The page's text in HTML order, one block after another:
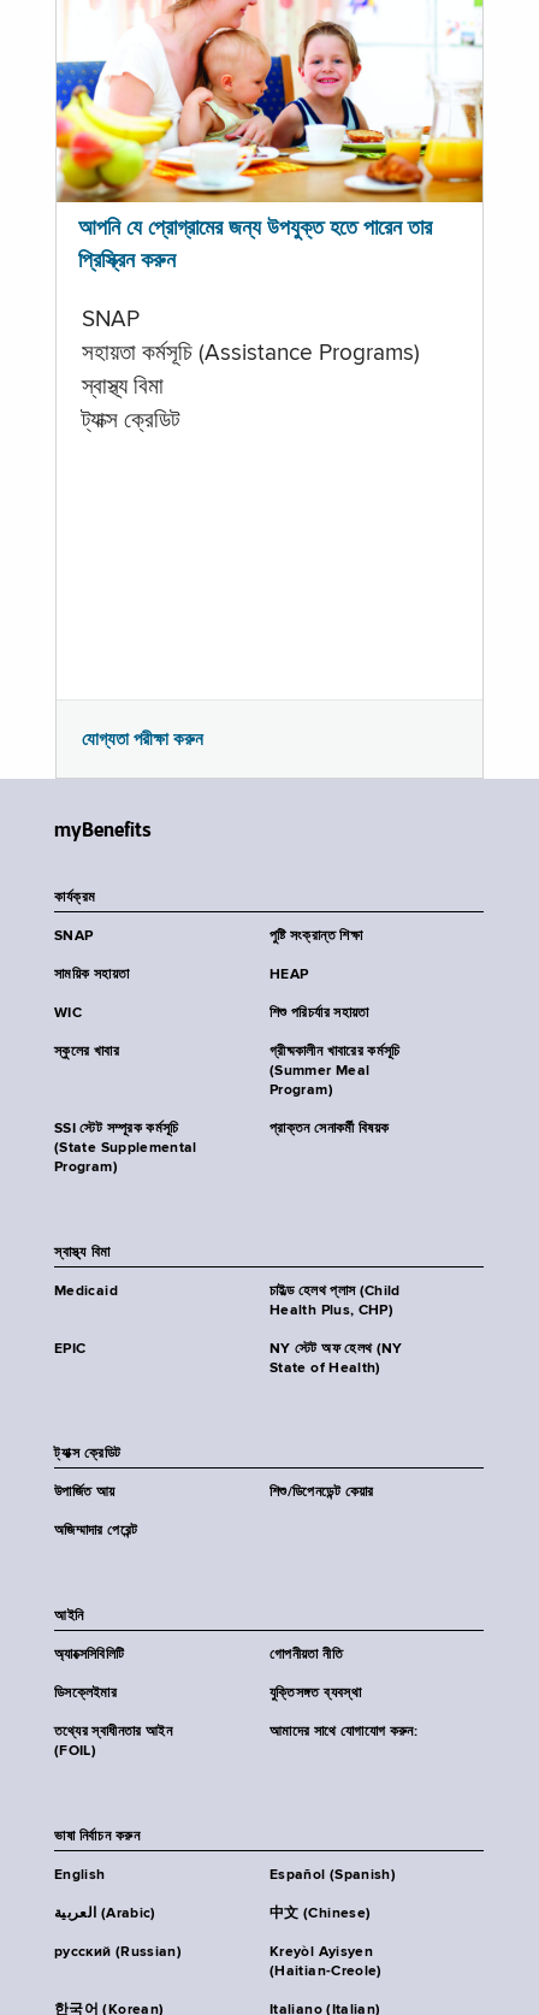
আপনি যে প্রোগ্রামের জন্য উপযুক্ত হতে পারেন তার
প্রিস্ক্রিন করুন
SNAP
সহায়তা কর্মসূচি (Assistance Programs)
স্বাস্থ্য বিমা
ট্যাক্স ক্রেডিট
যোগ্যতা পরীক্ষা করুন
myBenefits
কার্যক্রম
SNAP পুষ্টি সংক্রান্ত শিক্ষা
সাময়িক সহায়তা HEAP
WIC শিশু পরিচর্যার সহায়তা
স্কুলের খাবার
গ্রীষ্মকালীন খাবারের কর্মসূচি
(Summer Meal
Program)
SSI স্টেট সম্পূরক কর্মসূচি
(State Supplemental
Program)
প্রাক্তন সেনাকর্মী বিষয়ক
স্বাস্থ্য বিমা
Medicaid
চাইল্ড হেলথ প্লাস (Child
Health Plus, CHP)
EPIC
NY স্টেট অফ হেলথ (NY
State of Health)
ট্যাক্স ক্রেডিট
উপার্জিত আয় শিশু/ডিপেনডেন্ট কেয়ার
অজিম্মাদার পেরেন্ট
আইনি
অ্যাক্সেসিবিলিটি গোপনীয়তা নীতি
ডিসক্লেইমার যুক্তিসঙ্গত ব্যবস্থা
তথ্যের স্বাধীনতার আইন
(FOIL)
আমাদের সাথে যোগাযোগ করুন:
ভাষা নির্বাচন করুন
English Español (Spanish)
العربية (Arabic) 中文 (Chinese)
русский (Russian)
Kreyòl Ayisyen
(Haitian-Creole)
한국어 (Korean) Italiano (Italian)